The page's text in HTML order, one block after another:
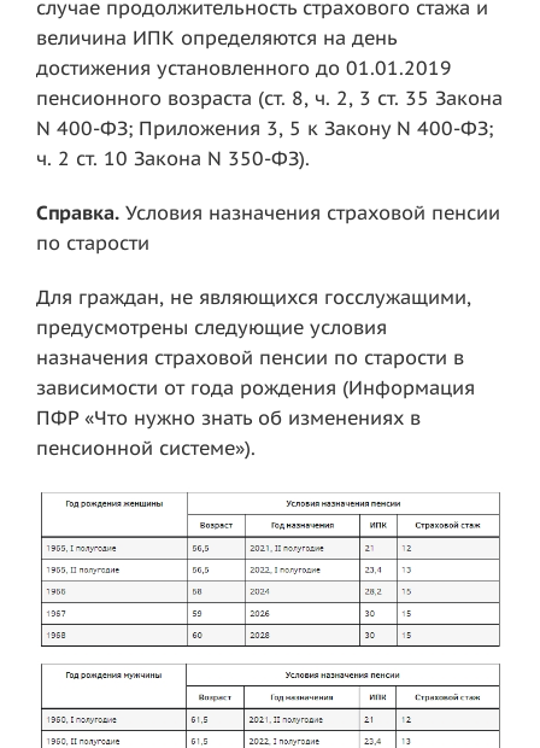
случае продолжительность страхового стажа и
величина ИПК определяются на день
достижения установленного до 01.01.2019
пенсионного возраста (ст. 8, ч. 2, 3 ст. 35 Закона
N 400-ФЗ; Приложения 3, 5 к Закону N 400-ФЗ;
ч. 2 ст. 10 Закона N 350-ФЗ).
Справка. Условия назначения страховой пенсии
по старости
Для граждан, не являющихся госслужащими,
предусмотрены следующие условия
назначения страховой пенсии по старости в
зависимости от года рождения (Информация
ПФР «Что нужно знать об изменениях в
пенсионной системе»).